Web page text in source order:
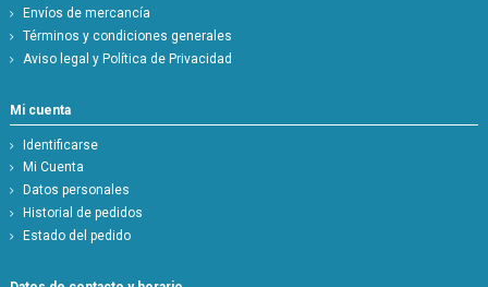
Envíos de mercancía
Términos y condiciones generales
Aviso legal y Política de Privacidad
Mi cuenta
Identificarse
Mi Cuenta
Datos personales
Historial de pedidos
Estado del pedido